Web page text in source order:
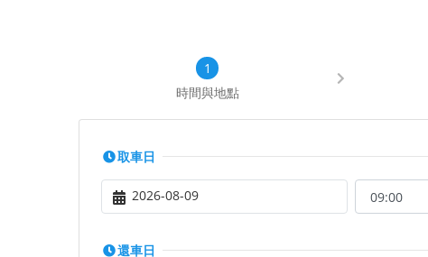
時間與地點
取車日
2026-08-09
還車日